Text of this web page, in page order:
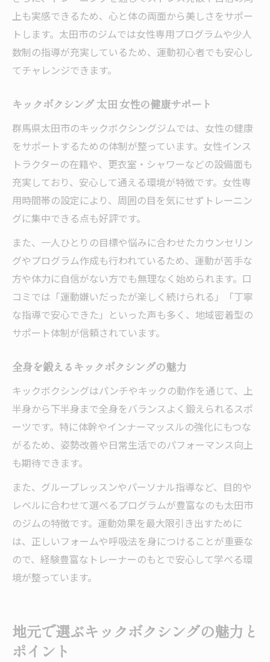
上も実感できるため、心と体の両面から美しさをサポー
トします。太田市のジムでは女性専用プログラムや少人
数制の指導が充実しているため、運動初心者でも安心し
てチャレンジできます。
キックボクシング 太田 女性の健康サポート
群馬県太田市のキックボクシングジムでは、女性の健康
をサポートするための体制が整っています。女性インス
トラクターの在籍や、更衣室・シャワーなどの設備面も
充実しており、安心して通える環境が特徴です。女性専
用時間帯の設定により、周囲の目を気にせずトレーニン
グに集中できる点も好評です。
また、一人ひとりの目標や悩みに合わせたカウンセリン
グやプログラム作成も行われているため、運動が苦手な
方や体力に自信がない方でも無理なく始められます。口
コミでは「運動嫌いだったが楽しく続けられる」「丁寧
な指導で安心できた」といった声も多く、地域密着型の
サポート体制が信頼されています。
全身を鍛えるキックボクシングの魅力
キックボクシングはパンチやキックの動作を通じて、上
半身から下半身まで全身をバランスよく鍛えられるスポ
ーツです。特に体幹やインナーマッスルの強化にもつな
がるため、姿勢改善や日常生活でのパフォーマンス向上
も期待できます。
また、グループレッスンやパーソナル指導など、目的や
レベルに合わせて選べるプログラムが豊富なのも太田市
のジムの特徴です。運動効果を最大限引き出すために
は、正しいフォームや呼吸法を身につけることが重要な
ので、経験豊富なトレーナーのもとで安心して学べる環
境が整っています。
地元で選ぶキックボクシングの魅力と
ポイント